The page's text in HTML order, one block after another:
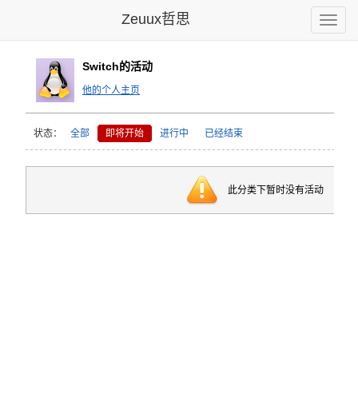
Toggle
Zeuux哲思
Switch的活动
他的个人主页
状态： 全部 即将开始 进行中 已经结束
此分类下暂时没有活动